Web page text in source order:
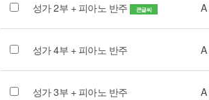
성가 2부 + 피아노 반주 큰글씨
성가 4부 + 피아노 반주
성가 3부 + 피아노 반주